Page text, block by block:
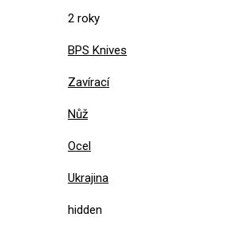
2 roky
BPS Knives
Zavírací
Nůž
Ocel
Ukrajina
hidden